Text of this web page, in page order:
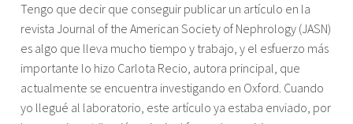
Tengo que decir que conseguir publicar un artículo en la
revista Journal of the American Society of Nephrology (JASN)
es algo que lleva mucho tiempo y trabajo, y el esfuerzo más
importante lo hizo Carlota Recio, autora principal, que
actualmente se encuentra investigando en Oxford. Cuando
yo llegué al laboratorio, este artículo ya estaba enviado, por